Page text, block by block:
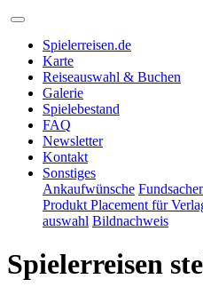
Spielerreisen.de
Karte
Reiseauswahl & Buchen
Galerie
Spielebestand
FAQ
Newsletter
Kontakt
Sonstiges
Ankaufwünsche
Produkt Placement für
auswahl Bildnachweis
Spielerreisen